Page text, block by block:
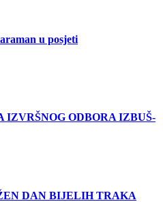
u posjeti
IZVRŠNOG ODBORA IZBUŠ-
DAN BIJELIH TRAKA